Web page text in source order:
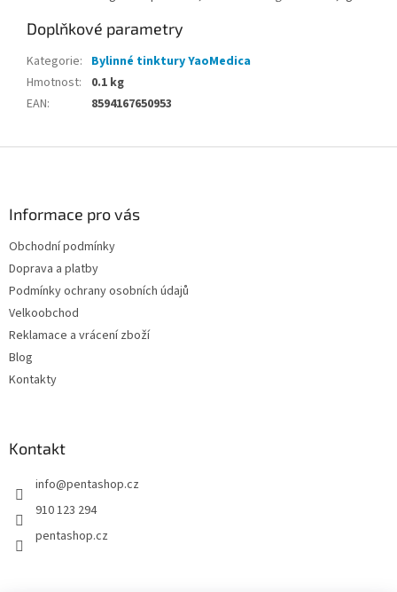
Doplňkové parametry
Kategorie: Bylinné tinktury YaoMedica
Hmotnost:
0.1 kg
EAN: 8594167650953
Informace pro vás
Obchodní podmínky
Doprava a platby
Podmínky ochrany osobních údajů
Velkoobchod
Reklamace a vrácení zboží
Blog
Kontakty
Kontakt
info@pentashop.cz
910 123 294
pentashop.cz